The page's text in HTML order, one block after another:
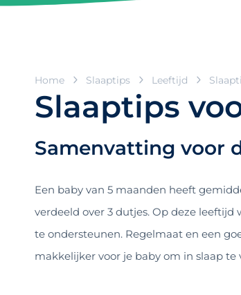
Home Slaaptips Leeftijd
Slaaptips
Samenvatting voor
Een baby van 5 maanden heeft
verdeeld over 3 dutjes. Op deze
te ondersteunen. Regelmaat en een
makkelijker voor je baby om in slaap te